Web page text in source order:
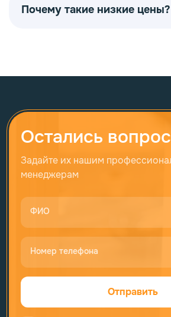
Почему такие низкие цены?
Остались
Задайте их нашим
менеджерам
ФИО
Номер телефона
Отправить